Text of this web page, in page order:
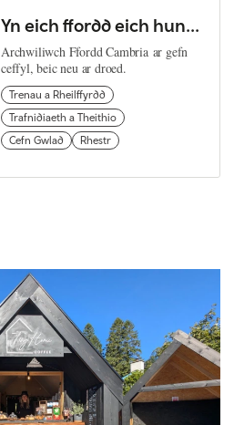
Yn eich ffordd eich hun...
Archwiliwch Ffordd Cambria ar gefn
ceffyl, beic neu ar droed.
Trenau a Rheilffyrdd
Trafnidiaeth a Theithio
Cefn Gwlad
Rhestr